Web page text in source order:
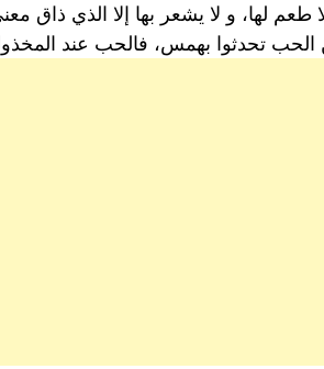
طعم لها، و لا يشعر بها إلا الذي ذاق
الحب تحدثوا بهمس، فالحب عند